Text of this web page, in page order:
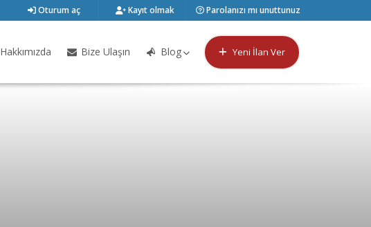
Oturum aç Kayıt olmak Parolanızı mı unuttunuz
Hakkımızda Bize Ulaşın Blog Yeni İlan Ver